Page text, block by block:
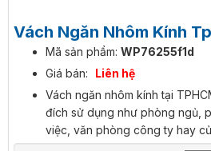
Vách Ngăn Nhôm Kính
Mã sản phẩm: WP76255f1d
Giá bán:
Liên hệ
Vách ngăn nhôm kính tại
đích sử dụng như phòng ngủ,
việc, văn phòng công ty hay